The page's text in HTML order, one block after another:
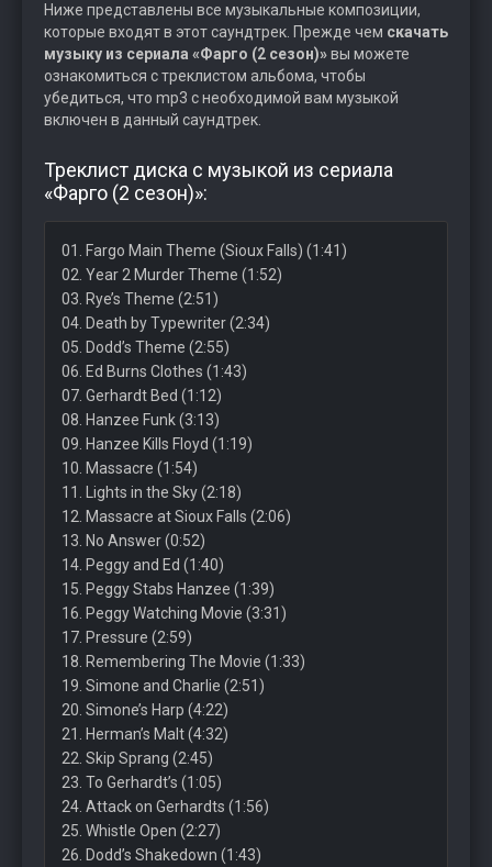
Ниже представлены все музыкальные композиции,
которые входят в этот саундтрек. Прежде чем скачать
музыку из сериала «Фарго (2 сезон)»вы можете
ознакомиться с треклистом альбома, чтобы
убедиться, что mp3 с необходимой вам музыкой
включен в данный саундтрек.
Треклист диска с музыкой из сериала
«Фарго (2 сезон)»:
01. Fargo Main Theme (Sioux Falls) (1:41)
02. Year 2 Murder Theme (1:52)
03. Rye’s Theme (2:51)
04. Death by Typewriter (2:34)
05. Dodd’s Theme (2:55)
06. Ed Burns Clothes (1:43)
07. Gerhardt Bed (1:12)
08. Hanzee Funk (3:13)
09. Hanzee Kills Floyd (1:19)
10. Massacre (1:54)
11. Lights in the Sky (2:18)
12. Massacre at Sioux Falls (2:06)
13. No Answer (0:52)
14. Peggy and Ed (1:40)
15. Peggy Stabs Hanzee (1:39)
16. Peggy Watching Movie (3:31)
17. Pressure (2:59)
18. Remembering The Movie (1:33)
19. Simone and Charlie (2:51)
20. Simone’s Harp (4:22)
21. Herman’s Malt (4:32)
22. Skip Sprang (2:45)
23. To Gerhardt’s (1:05)
24. Attack on Gerhardts (1:56)
25. Whistle Open (2:27)
26. Dodd’s Shakedown (1:43)